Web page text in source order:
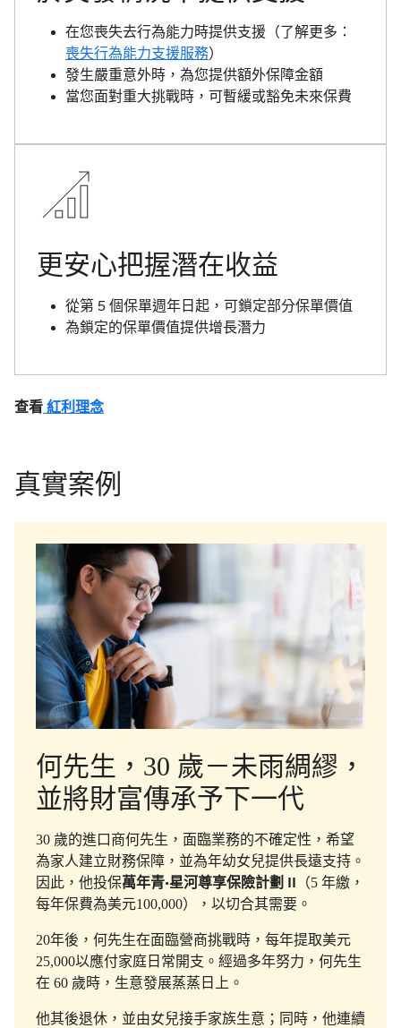
在您喪失去行為能力時提供支援（了解更多：
喪失行為能力支援服務）
發生嚴重意外時，為您提供額外保障金額
當您面對重大挑戰時，可暫緩或豁免未來保費
更安心把握潛在收益
從第 5 個保單週年日起，可鎖定部分保單價值
為鎖定的保單價值提供增長潛力
查看 紅利理念
真實案例
何先生，30 歲－未雨綢繆，
並將財富傳承予下一代
30 歲的進口商何先生，面臨業務的不確定性，希望
為家人建立財務保障，並為年幼女兒提供長遠支持。
因此，他投保萬年青•星河尊享保險計劃 II （5 年繳，
每年保費為美元100,000），以切合其需要。
20年後，何先生在面臨營商挑戰時，每年提取美元
25,000以應付家庭日常開支。經過多年努力，何先生
在 60 歲時，生意發展蒸蒸日上。
他其後退休，並由女兒接手家族生意；同時，他連續